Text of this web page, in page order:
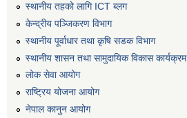
स्थानीय तहको लागि ICT ब्लग
केन्द्रीय पञ्जिकरण विभाग
स्थानीय पूर्वाधार तथा कृषि सडक विभाग
स्थानीय शासन तथा सामुदायिक विकास कार्यक्रम
लोक सेवा आयोग
राष्ट्रिय योजना आयोग
नेपाल कानुन आयोग